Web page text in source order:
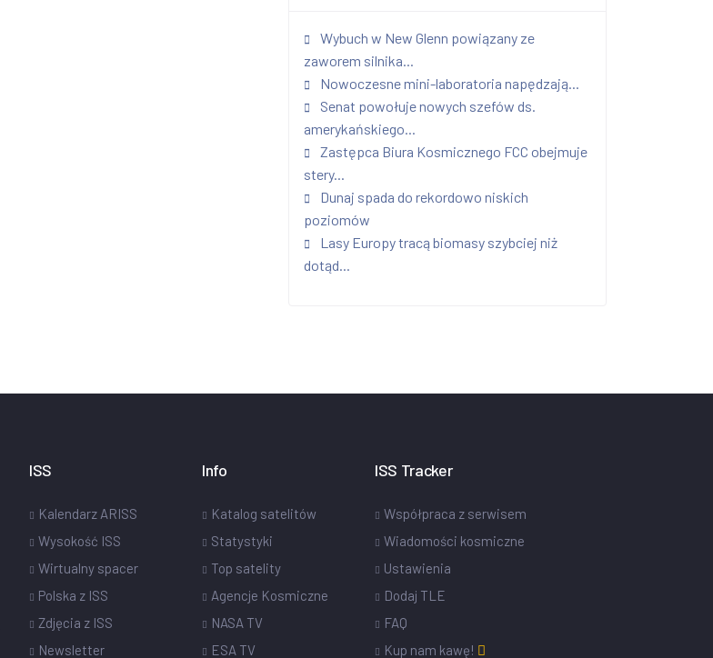
Wybuch w New Glenn powiązany ze
zaworem silnika...
Nowoczesne mini-laboratoria napędzają...
Senat powołuje nowych szefów ds.
amerykańskiego...
Zastępca Biura Kosmicznego FCC obejmuje
stery...
Dunaj spada do rekordowo niskich
poziomów
Lasy Europy tracą biomasy szybciej niż
dotąd...
ISS
Kalendarz ARISS
Wysokość ISS
Wirtualny spacer
Polska z ISS
Zdjęcia z ISS
Newsletter
Info
Katalog satelitów
Statystyki
Top satelity
Agencje Kosmiczne
NASA TV
ESA TV
ISS Tracker
Współpraca z serwisem
Wiadomości kosmiczne
Ustawienia
Dodaj TLE
FAQ
Kup nam kawę!